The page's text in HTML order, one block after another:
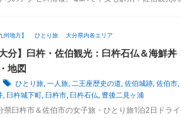
州地方】 ひとり旅 大分県内各エリア
大分】臼杵・佐伯観光：臼杵石仏＆海鮮
地図
ひとり旅, 一人旅, 二王座歴史の道, 佐伯城跡, 佐伯市,
, 臼杵城下町, 臼杵市, 臼杵石仏, 豊後二見ヶ浦
県臼杵市＆佐伯市の女子旅・ひとり旅1泊2日ドラ